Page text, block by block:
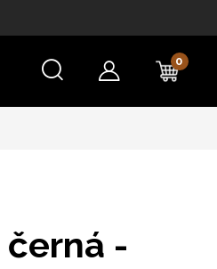
černá -